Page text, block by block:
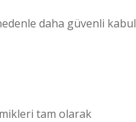
daha güvenli kabul
tam olarak